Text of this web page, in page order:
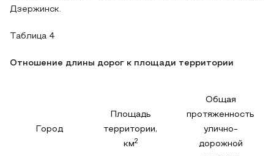
Дзержинск.
Таблица 4
Отношение длины дорог к площади территории
Город
Площадь
территории,
км2
Общая
протяженность
улично-
дорожной